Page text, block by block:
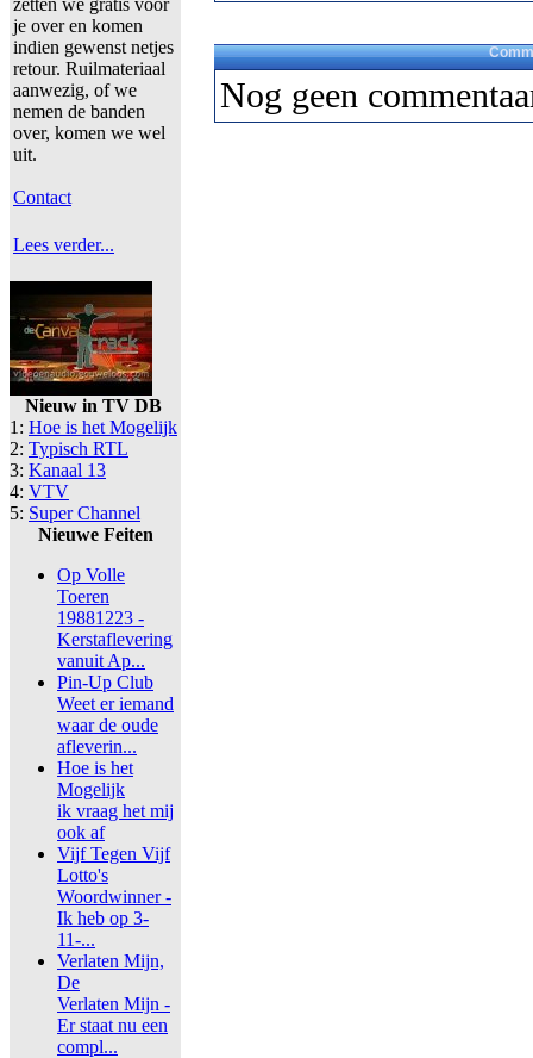
zetten we gratis voor
je over en komen
indien gewenst netjes
retour. Ruilmateriaal
aanwezig, of we
nemen de banden
over, komen we wel
uit.
Contact
Lees verder...
Nieuw in TV DB
1: Hoe is het Mogelijk
2: Typisch RTL
3: Kanaal 13
4: VTV
5: Super Channel
Nieuwe Feiten
Op Volle
Toeren
19881223 -
Kerstaflevering
vanuit Ap...
Pin-Up Club
Weet er iemand
waar de oude
afleverin...
Hoe is het
Mogelijk
ik vraag het mij
ook af
Vijf Tegen Vijf
Lotto's
Woordwinner -
Ik heb op 3-
11-...
Verlaten Mijn,
De
Verlaten Mijn -
Er staat nu een
compl...
Nog geen